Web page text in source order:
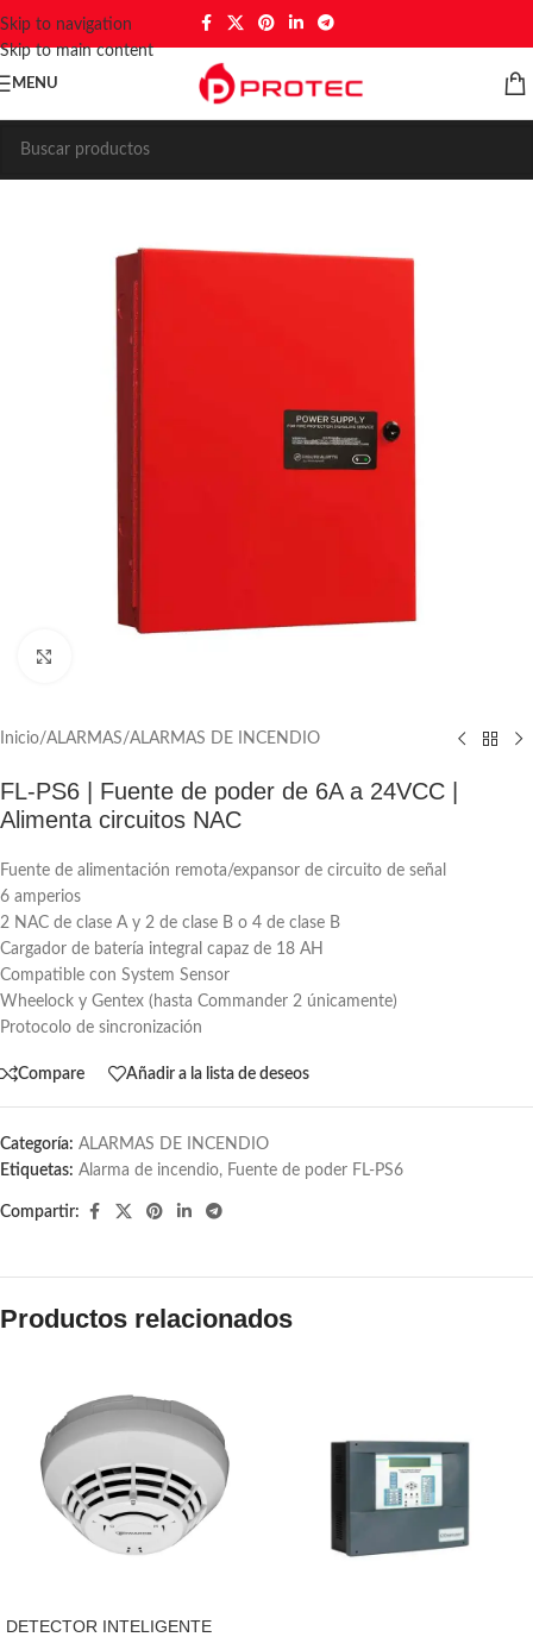
Skip to navigation
Skip to main content
MENU
Inicio/ALARMAS/ALARMAS DE INCENDIO
FL-PS6 | Fuente de poder de 6A a 24VCC |
Alimenta circuitos NAC
Fuente de alimentación remota/expansor de circuito de señal
6 amperios
2 NAC de clase A y 2 de clase B o 4 de clase B
Cargador de batería integral capaz de 18 AH
Compatible con System Sensor
Wheelock y Gentex (hasta Commander 2 únicamente)
Protocolo de sincronización
Compare Añadir a la lista de deseos
Categoría: ALARMAS DE INCENDIO
Etiquetas: Alarma de incendio, Fuente de poder FL-PS6
Compartir:
Productos relacionados
DETECTOR INTELIGENTE